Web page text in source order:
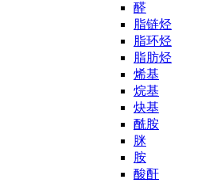
醛
脂链烃
脂环烃
脂肪烃
烯基
烷基
炔基
酰胺
脒
胺
酸酐